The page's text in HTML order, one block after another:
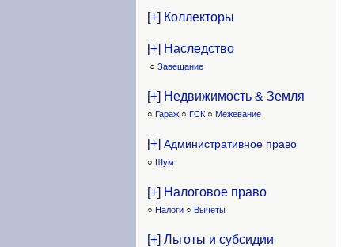
[+] Коллекторы
[+] Наследство
○ Завещание
[+] Недвижимость & Земля
○ Гараж ○ ГСК ○ Межевание
[+] Административное право
○ Шум
[+] Налоговое право
○ Налоги ○ Вычеты
[+] Льготы и субсидии